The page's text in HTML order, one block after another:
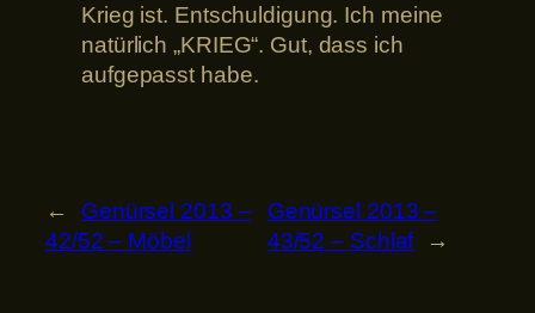
Krieg ist. Entschuldigung. Ich meine
natürlich „KRIEG“. Gut, dass ich
aufgepasst habe.
←
Genürsel 2013 –
42/52 – Möbel
Genürsel 2013 –
43/52 – Schlaf
→